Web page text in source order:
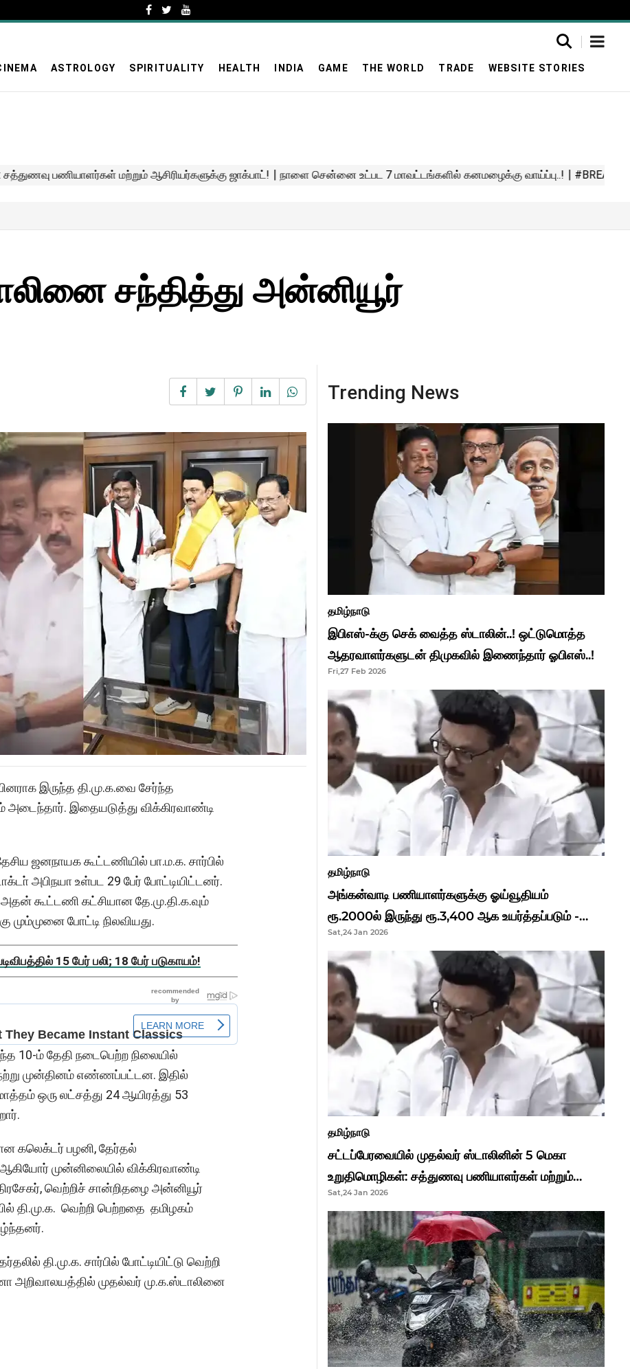
ASTROLOGY SPIRITUALITY HEALTH INDIA GAME THE WORLD TRADE WEBSITE STORIES
சந்தித்து அன்னியூர்
இருந்த தி.மு.க.வை சேர்ந்த
அடைந்தார். இதையடுத்து விக்கிரவாண்டி
ஜனநாயக கூட்டணியில் பா.ம.க. சார்பில்
அபிநயா உள்பட 29 பேர் போட்டியிட்டனர்.
அதன் கூட்டணி கட்சியான தே.மு.தி.க.வும்
போட்டி நிலவியது.
15 பேர் பலி; 18 பேர் படுகாயம்!
10-ம் தேதி நடைபெற்ற நிலையில்
முன்தினம் எண்ணப்பட்டன. இதில்
ஒரு லட்சத்து 24 ஆயிரத்து 53
கலெக்டர் பழனி, தேர்தல்
முன்னிலையில் விக்கிரவாண்டி
வெற்றிச் சான்றிதழை அன்னியூர்
தி.மு.க. வெற்றி பெற்றதை தமிழகம்
தி.மு.க. சார்பில் போட்டியிட்டு வெற்றி
முதல்வர் மு.க.ஸ்டாலினை
Trending News
தமிழ்நாடு
இபிஎஸ்-க்கு செக் வைத்த ஸ்டாலின்..! ஒட்டுமொத்த
ஆதரவாளர்களுடன் திமுகவில் இணைந்தார் ஓபிஎஸ்..!
Fri,27 Feb 2026
தமிழ்நாடு
அங்கன்வாடி பணியாளர்களுக்கு ஓய்வூதியம்
ரூ.2000ல் இருந்து ரூ.3,400 ஆக உயர்த்தப்படும் -
முதல்வர் மு.க.ஸ்டாலின்..!
Sat,24 Jan 2026
தமிழ்நாடு
சட்டப்பேரவையில் முதல்வர் ஸ்டாலினின் 5 மெகா
உறுதிமொழிகள்: சத்துணவு பணியாளர்கள் மற்றும்
ஆசிரியர்களுக்கு ஜாக்பாட்!
Sat,24 Jan 2026